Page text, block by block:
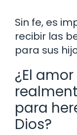
Sin fe, es
recibir las
para sus
¿El
para
Dios?